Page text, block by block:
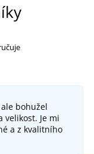
bohužel
Je mi
a z kvalitního